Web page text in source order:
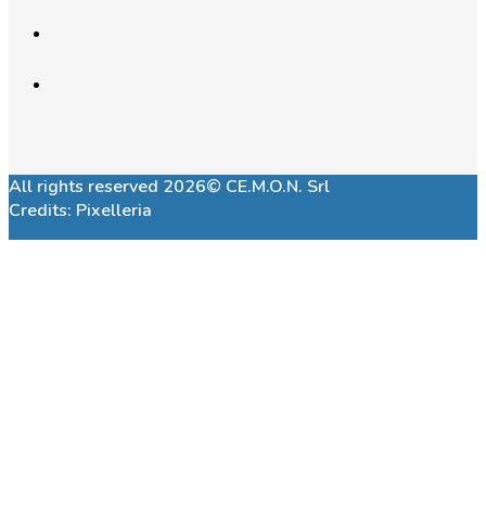
All rights reserved 2026© CE.M.O.N. Srl
Credits: Pixelleria